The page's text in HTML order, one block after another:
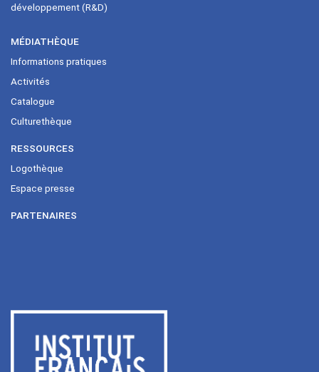
développement (R&D)
MÉDIATHÈQUE
Informations pratiques
Activités
Catalogue
Culturethèque
RESSOURCES
Logothèque
Espace presse
PARTENAIRES